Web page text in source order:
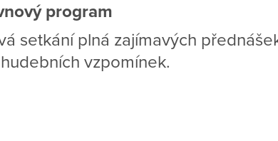
program
setkání plná zajímavých
vzpomínek.